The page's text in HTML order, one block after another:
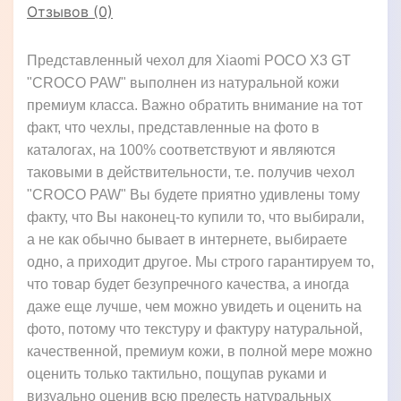
Отзывов (0)
Представленный чехол для Xiaomi POCO X3 GT
"CROCO PAW" выполнен из натуральной кожи
премиум класса. Важно обратить внимание на тот
факт, что чехлы, представленные на фото в
каталогах, на 100% соответствуют и являются
таковыми в действительности, т.е. получив чехол
"CROCO PAW" Вы будете приятно удивлены тому
факту, что Вы наконец-то купили то, что выбирали,
а не как обычно бывает в интернете, выбираете
одно, а приходит другое. Мы строго гарантируем то,
что товар будет безупречного качества, а иногда
даже еще лучше, чем можно увидеть и оценить на
фото, потому что текстуру и фактуру натуральной,
качественной, премиум кожи, в полной мере можно
оценить только тактильно, пощупав руками и
визуально оценив всю прелесть натуральных